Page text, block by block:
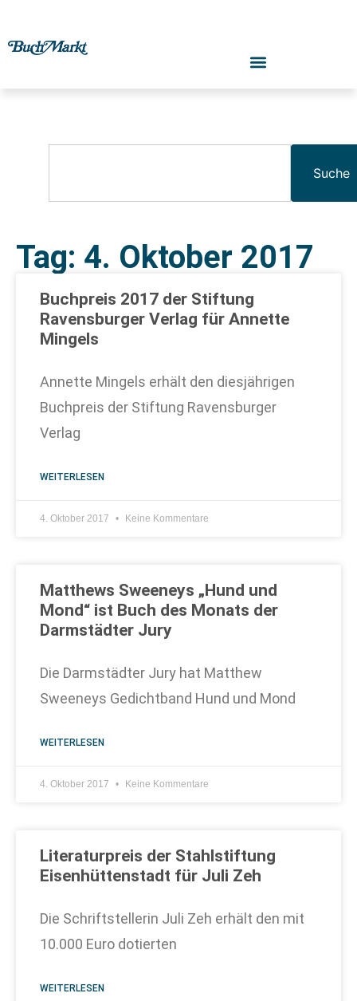
Suche
Tag: 4. Oktober 2017
Buchpreis 2017 der Stiftung
Ravensburger Verlag für Annette
Mingels
Annette Mingels erhält den diesjährigen
Buchpreis der Stiftung Ravensburger
Verlag
WEITERLESEN
4. Oktober 2017 Keine Kommentare
Matthews Sweeneys „Hund und
Mond“ ist Buch des Monats der
Darmstädter Jury
Die Darmstädter Jury hat Matthew
Sweeneys Gedichtband Hund und Mond
WEITERLESEN
4. Oktober 2017 Keine Kommentare
Literaturpreis der Stahlstiftung
Eisenhüttenstadt für Juli Zeh
Die Schriftstellerin Juli Zeh erhält den mit
10.000 Euro dotierten
WEITERLESEN